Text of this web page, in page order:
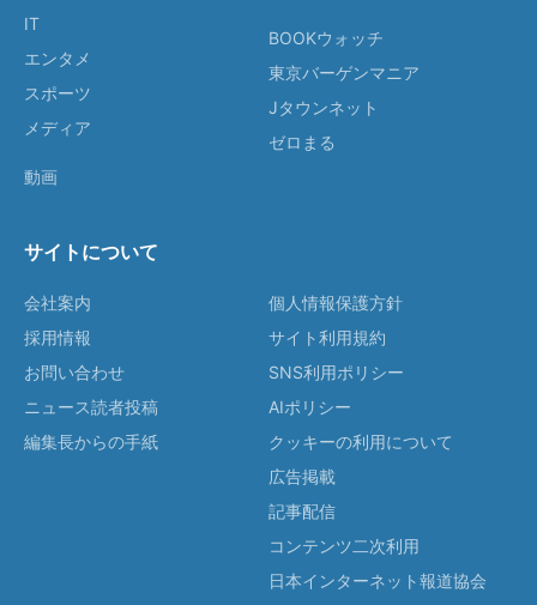
IT
エンタメ
スポーツ
メディア
動画
BOOKウォッチ
東京バーゲンマニア
Jタウンネット
ゼロまる
サイトについて
会社案内
採用情報
お問い合わせ
ニュース読者投稿
編集長からの手紙
個人情報保護方針
サイト利用規約
SNS利用ポリシー
AIポリシー
クッキーの利用について
広告掲載
記事配信
コンテンツ二次利用
日本インターネット報道協会